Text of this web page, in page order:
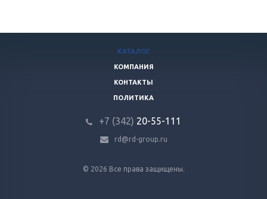
© 2026 Все права защищены.
КАТАЛОГ
КОМПАНИЯ
КОНТАКТЫ
ПОЛИТИКА
+7 (342) 20-55-111
rd@rd-group.ru